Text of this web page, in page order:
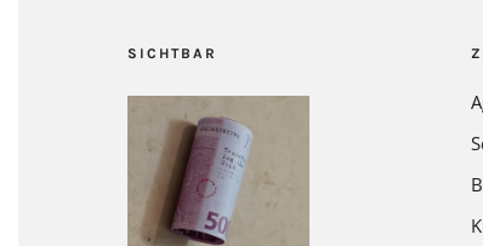
SICHTBAR